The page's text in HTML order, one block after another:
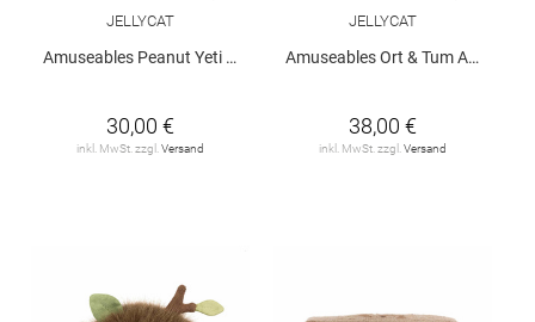
JELLYCAT
Amuseables Peanut Yeti Outfit
30,00 €
inkl. MwSt. zzgl.Versand
JELLYCAT
Amuseables Ort & Tum Acorns
38,00 €
inkl. MwSt. zzgl.Versand